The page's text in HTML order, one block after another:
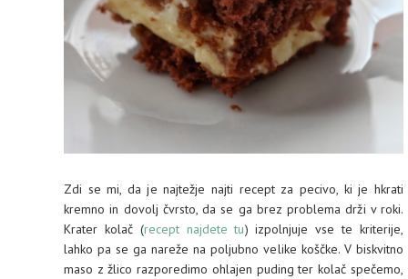
Zdi se mi, da je najtežje najti recept za pecivo, ki je hkrati
kremno in dovolj čvrsto, da se ga brez problema drži v roki.
Krater kolač (recept najdete tu) izpolnjuje vse te kriterije,
lahko pa se ga nareže na poljubno velike koščke. V biskvitno
maso z žlico razporedimo ohlajen puding ter kolač spečemo,